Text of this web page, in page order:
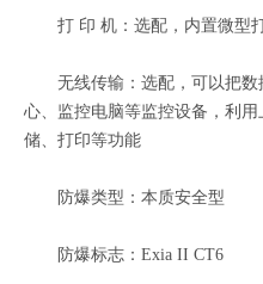
打 印 机：选配，内置微型打
无线传输：选配，可以把数
心、监控电脑等监控设备，利
储、打印等功能
防爆类型：本质安全型
防爆标志：Exia II CT6